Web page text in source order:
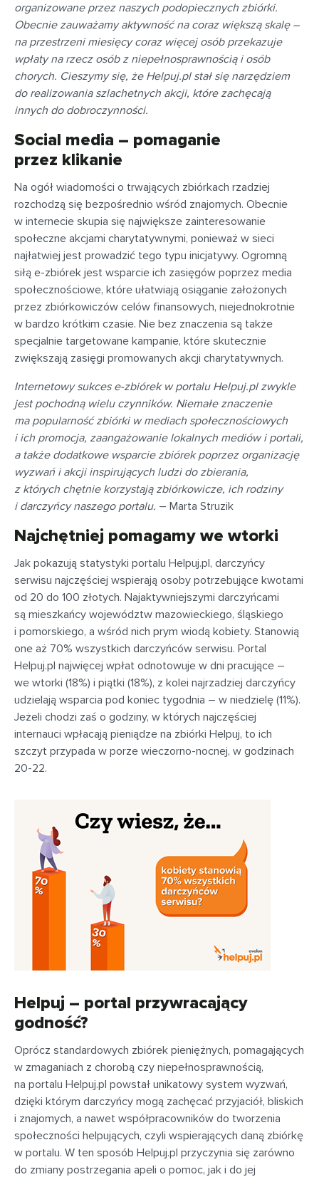
organizowane przez naszych podopiecznych zbiórki.
Obecnie zauważamy aktywność na coraz większą skalę –
na przestrzeni miesięcy coraz więcej osób przekazuje
wpłaty na rzecz osób z niepełnosprawnością i osób
chorych. Cieszymy się, że Helpuj.pl stał się narzędziem
do realizowania szlachetnych akcji, które zachęcają
innych do dobroczynności.
Social media – pomaganie
przez klikanie
Na ogół wiadomości o trwających zbiórkach rzadziej
rozchodzą się bezpośrednio wśród znajomych. Obecnie
w internecie skupia się największe zainteresowanie
społeczne akcjami charytatywnymi, ponieważ w sieci
najłatwiej jest prowadzić tego typu inicjatywy. Ogromną
siłą e-zbiórek jest wsparcie ich zasięgów poprzez media
społecznościowe, które ułatwiają osiąganie założonych
przez zbiórkowiczów celów finansowych, niejednokrotnie
w bardzo krótkim czasie. Nie bez znaczenia są także
specjalnie targetowane kampanie, które skutecznie
zwiększają zasięgi promowanych akcji charytatywnych.
Internetowy sukces e-zbiórek w portalu Helpuj.pl zwykle
jest pochodną wielu czynników. Niemałe znaczenie
ma popularność zbiórki w mediach społecznościowych
i ich promocja, zaangażowanie lokalnych mediów i portali,
a także dodatkowe wsparcie zbiórek poprzez organizację
wyzwań i akcji inspirujących ludzi do zbierania,
z których chętnie korzystają zbiórkowicze, ich rodziny
i darczyńcy naszego portalu. – Marta Struzik
Najchętniej pomagamy we wtorki
Jak pokazują statystyki portalu Helpuj.pl, darczyńcy
serwisu najczęściej wspierają osoby potrzebujące kwotami
od 20 do 100 złotych. Najaktywniejszymi darczyńcami
są mieszkańcy województw mazowieckiego, śląskiego
i pomorskiego, a wśród nich prym wiodą kobiety. Stanowią
one aż 70% wszystkich darczyńców serwisu. Portal
Helpuj.pl najwięcej wpłat odnotowuje w dni pracujące –
we wtorki (18%) i piątki (18%), z kolei najrzadziej darczyńcy
udzielają wsparcia pod koniec tygodnia – w niedzielę (11%).
Jeżeli chodzi zaś o godziny, w których najczęściej
internauci wpłacają pieniądze na zbiórki Helpuj, to ich
szczyt przypada w porze wieczorno-nocnej, w godzinach
20-22.
Helpuj – portal przywracający
godność?
Oprócz standardowych zbiórek pieniężnych, pomagających
w zmaganiach z chorobą czy niepełnosprawnością,
na portalu Helpuj.pl powstał unikatowy system wyzwań,
dzięki którym darczyńcy mogą zachęcać przyjaciół, bliskich
i znajomych, a nawet współpracowników do tworzenia
społeczności helpujących, czyli wspierających daną zbiórkę
w portalu. W ten sposób Helpuj.pl przyczynia się zarówno
do zmiany postrzegania apeli o pomoc, jak i do jej